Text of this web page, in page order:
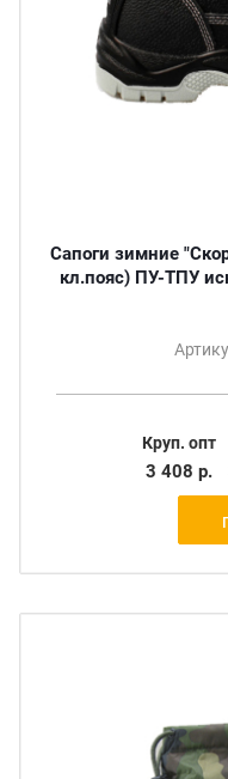
Сапоги зимние
кл.пояс) ПУ-ТПУ
Круп. опт
3 408 р.